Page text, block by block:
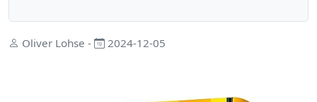
Oliver Lohse - 2024-12-05